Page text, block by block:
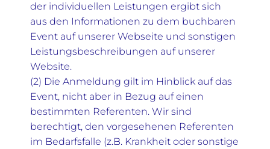
der individuellen Leistungen ergibt sich
aus den Informationen zu dem buchbaren
Event auf unserer Webseite und sonstigen
Leistungsbeschreibungen auf unserer
Website.
(2) Die Anmeldung gilt im Hinblick auf das
Event, nicht aber in Bezug auf einen
bestimmten Referenten. Wir sind
berechtigt, den vorgesehenen Referenten
im Bedarfsfalle (z.B. Krankheit oder sonstige